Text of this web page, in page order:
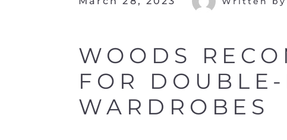
WOODS
FOR
WARDROBES